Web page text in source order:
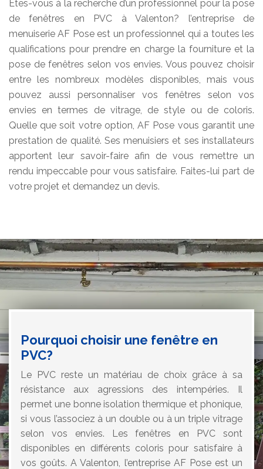
Etes-vous à la recherche d’un professionnel pour la pose
de fenêtres en PVC à Valenton? l’entreprise de
menuiserie AF Pose est un professionnel qui a toutes les
qualifications pour prendre en charge la fourniture et la
pose de fenêtres selon vos envies. Vous pouvez choisir
entre les nombreux modèles disponibles, mais vous
pouvez aussi personnaliser vos fenêtres selon vos
envies en termes de vitrage, de style ou de coloris.
Quelle que soit votre option, AF Pose vous garantit une
prestation de qualité. Ses menuisiers et ses installateurs
apportent leur savoir-faire afin de vous remettre un
rendu impeccable pour vous satisfaire. Faites-lui part de
votre projet et demandez un devis.
Pourquoi choisir une fenêtre en
PVC?
Le PVC reste un matériau de choix grâce à sa
résistance aux agressions des intempéries. Il
permet une bonne isolation thermique et phonique,
si vous l’associez à un double ou à un triple vitrage
selon vos envies. Les fenêtres en PVC sont
disponibles en différents coloris pour satisfaire à
vos goûts. A Valenton, l’entreprise AF Pose est un